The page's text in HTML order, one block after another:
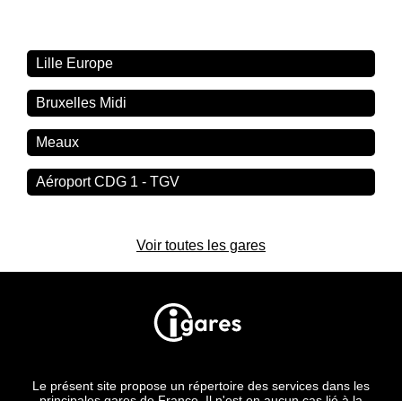
Lille Europe
Bruxelles Midi
Meaux
Aéroport CDG 1 - TGV
Voir toutes les gares
Le présent site propose un répertoire des services dans les